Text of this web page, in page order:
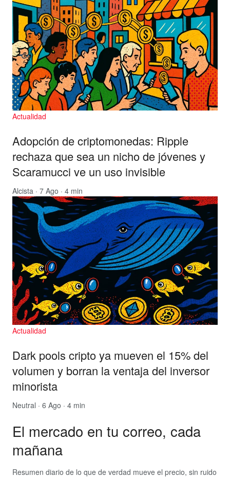
Actualidad
Adopción de criptomonedas: Ripple
rechaza que sea un nicho de jóvenes y
Scaramucci ve un uso invisible
Alcista · 7 Ago · 4 min
Actualidad
Dark pools cripto ya mueven el 15% del
volumen y borran la ventaja del inversor
minorista
Neutral · 6 Ago · 4 min
El mercado en tu correo, cada
mañana
Resumen diario de lo que de verdad mueve el precio, sin ruido